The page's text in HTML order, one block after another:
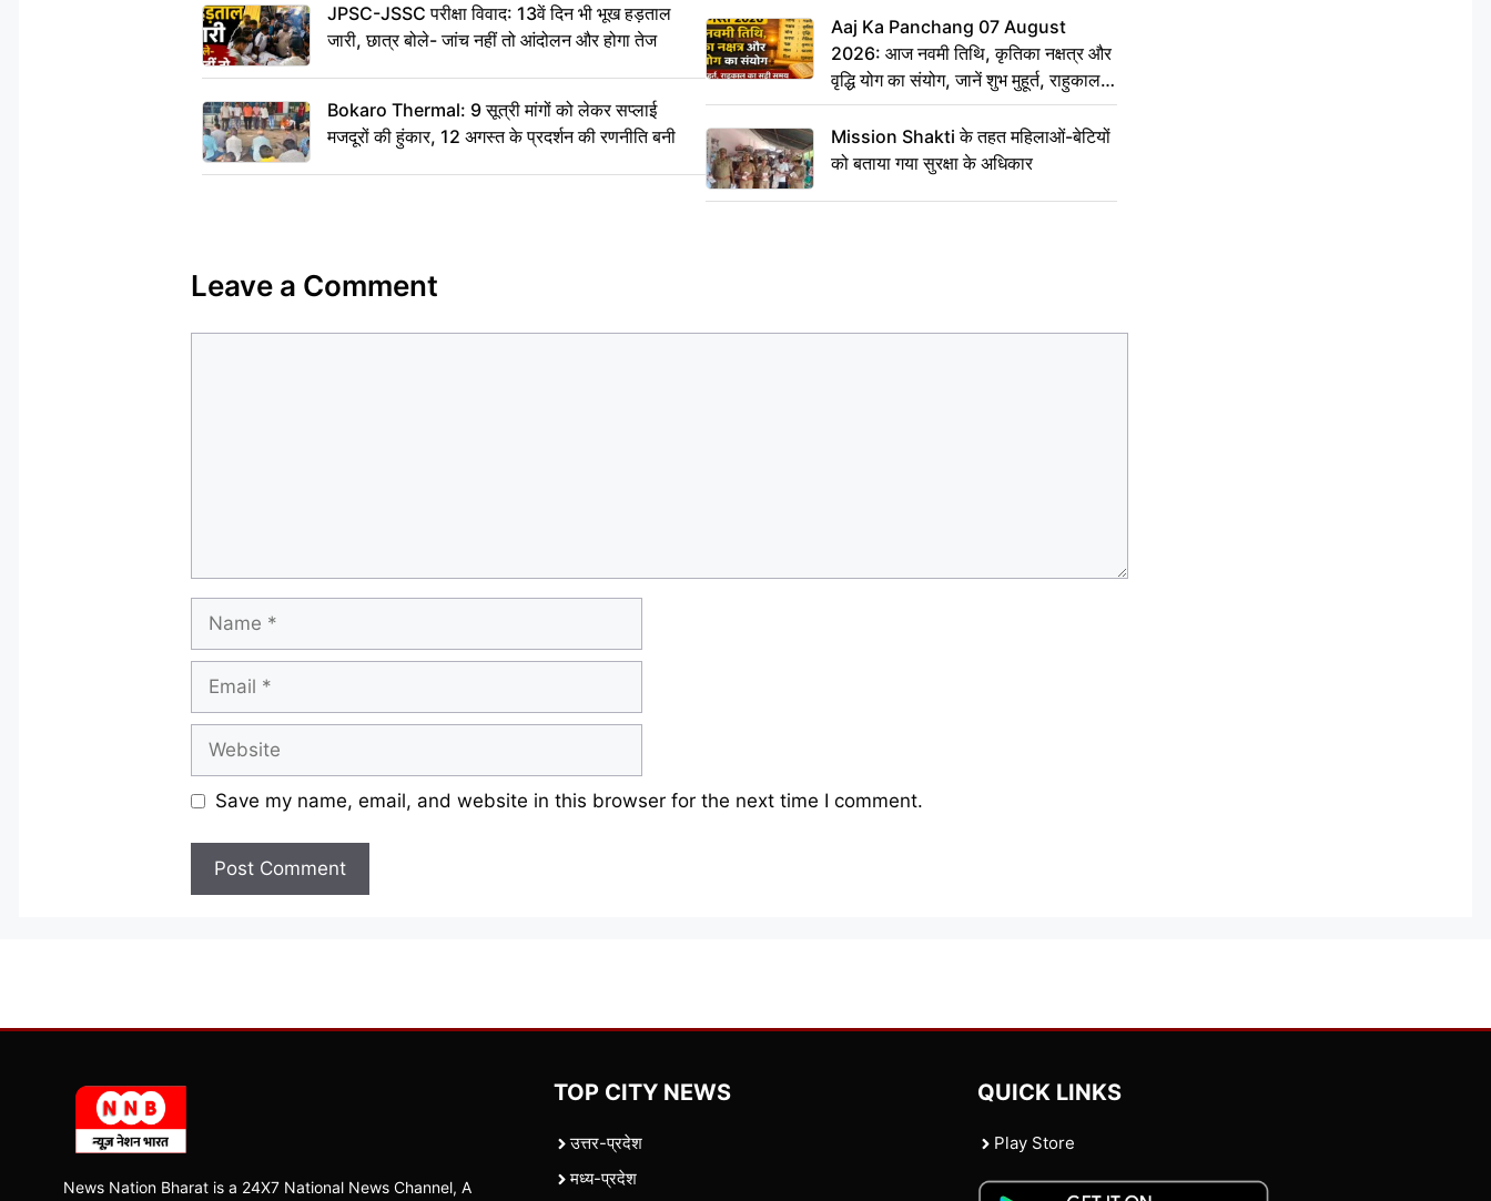
JPSC-JSSC परीक्षा विवाद: 13वें दिन भी भूख हड़ताल
जारी, छात्र बोले- जांच नहीं तो आंदोलन और होगा तेज
Bokaro Thermal: 9 सूत्री मांगों को लेकर सप्लाई
मजदूरों की हुंकार, 12 अगस्त के प्रदर्शन की रणनीति बनी
Aaj Ka Panchang 07 August
2026: आज नवमी तिथि, कृतिका नक्षत्र और
वृद्धि योग का संयोग, जानें शुभ मुहूर्त, राहुकाल
का सही समय
Mission Shakti के तहत महिलाओं-बेटियों
को बताया गया सुरक्षा के अधिकार
Leave a Comment
Save my name, email, and website in this browser for the next time I comment.
News Nation Bharat is a 24X7 National News Channel, A
TOP CITY NEWS
उत्तर-प्रदेश
मध्य-प्रदेश
QUICK LINKS
Play Store